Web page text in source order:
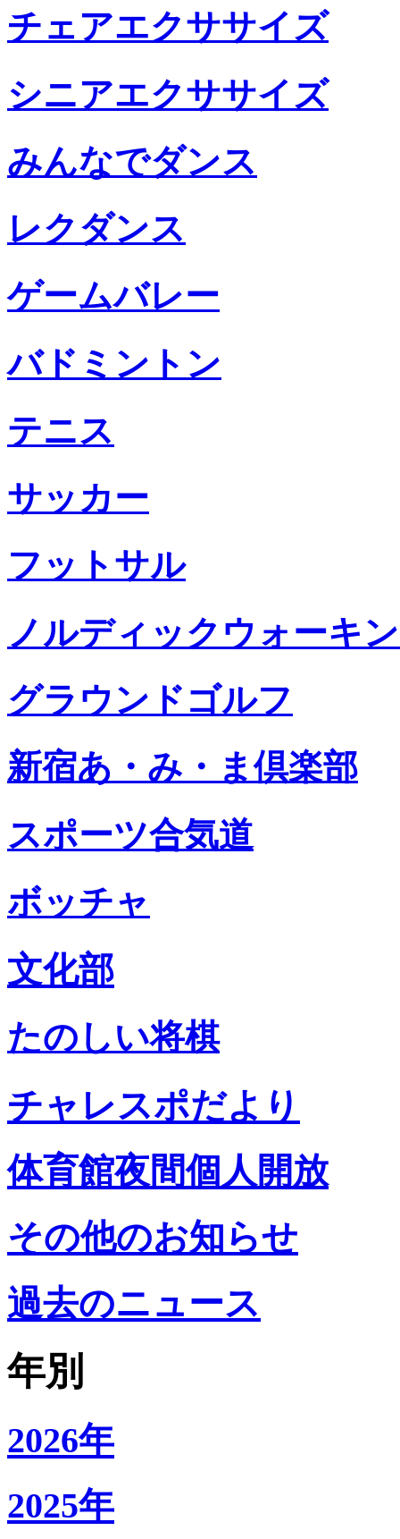
チェアエクササイズ
シニアエクササイズ
みんなでダンス
レクダンス
ゲームバレー
バドミントン
テニス
サッカー
フットサル
ノルディックウォーキ
グラウンドゴルフ
新宿あ・み・ま倶楽部
スポーツ合気道
ボッチャ
文化部
たのしい将棋
チャレスポだより
体育館夜間個人開放
その他のお知らせ
過去のニュース
年別
2026年
2025年